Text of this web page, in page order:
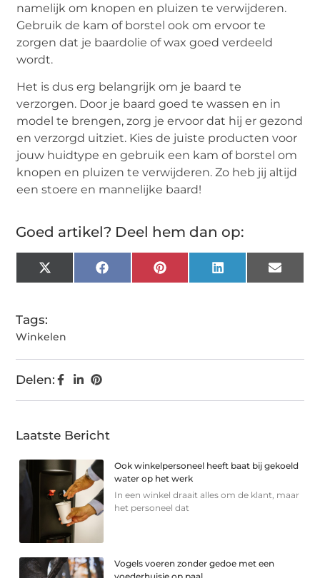
namelijk om knopen en pluizen te verwijderen.
Gebruik de kam of borstel ook om ervoor te
zorgen dat je baardolie of wax goed verdeeld
wordt.
Het is dus erg belangrijk om je baard te
verzorgen. Door je baard goed te wassen en in
model te brengen, zorg je ervoor dat hij er gezond
en verzorgd uitziet. Kies de juiste producten voor
jouw huidtype en gebruik een kam of borstel om
knopen en pluizen te verwijderen. Zo heb jij altijd
een stoere en mannelijke baard!
Goed artikel? Deel hem dan op:
X
(Twitter)
FacebookPinterest LinkedIn Email
Tags:
Winkelen
Delen:
Laatste Bericht
Ook winkelpersoneel heeft baat bij gekoeld
water op het werk
In een winkel draait alles om de klant, maar
het personeel dat
Vogels voeren zonder gedoe met een